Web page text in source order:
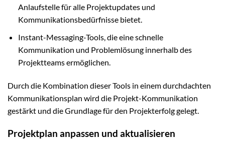
Anlaufstelle für alle Projektupdates und
Kommunikationsbedürfnisse bietet.
Instant-Messaging-Tools, die eine schnelle
Kommunikation und Problemlösung innerhalb des
Projektteams ermöglichen.
Durch die Kombination dieser Tools in einem durchdachten
Kommunikationsplan wird die Projekt-Kommunikation
gestärkt und die Grundlage für den Projekterfolg gelegt.
Projektplan anpassen und aktualisieren